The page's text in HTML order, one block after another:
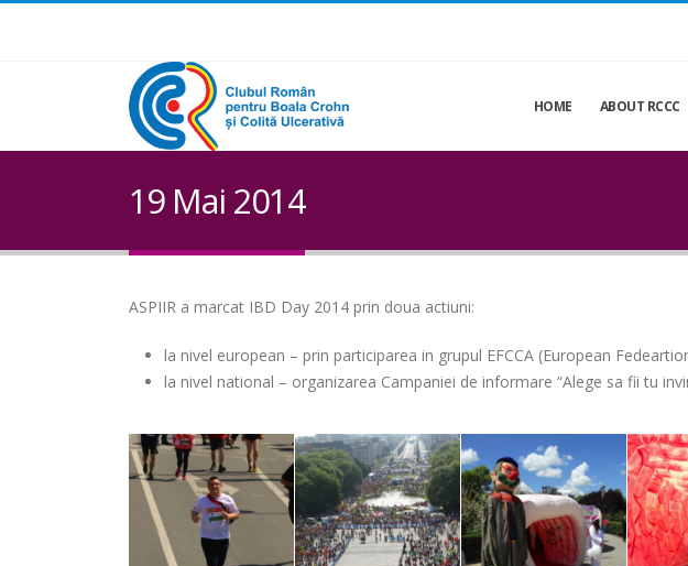
HOME ABOUT RCCC
19 Mai 2014
ASPIIR a marcat IBD Day 2014 prin doua actiuni:
la nivel european – prin participarea in grupul EFCCA (European
la nivel national – organizarea Campaniei de informare “Alege sa fii tu